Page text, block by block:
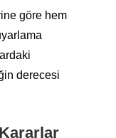
göre hem
derecesi